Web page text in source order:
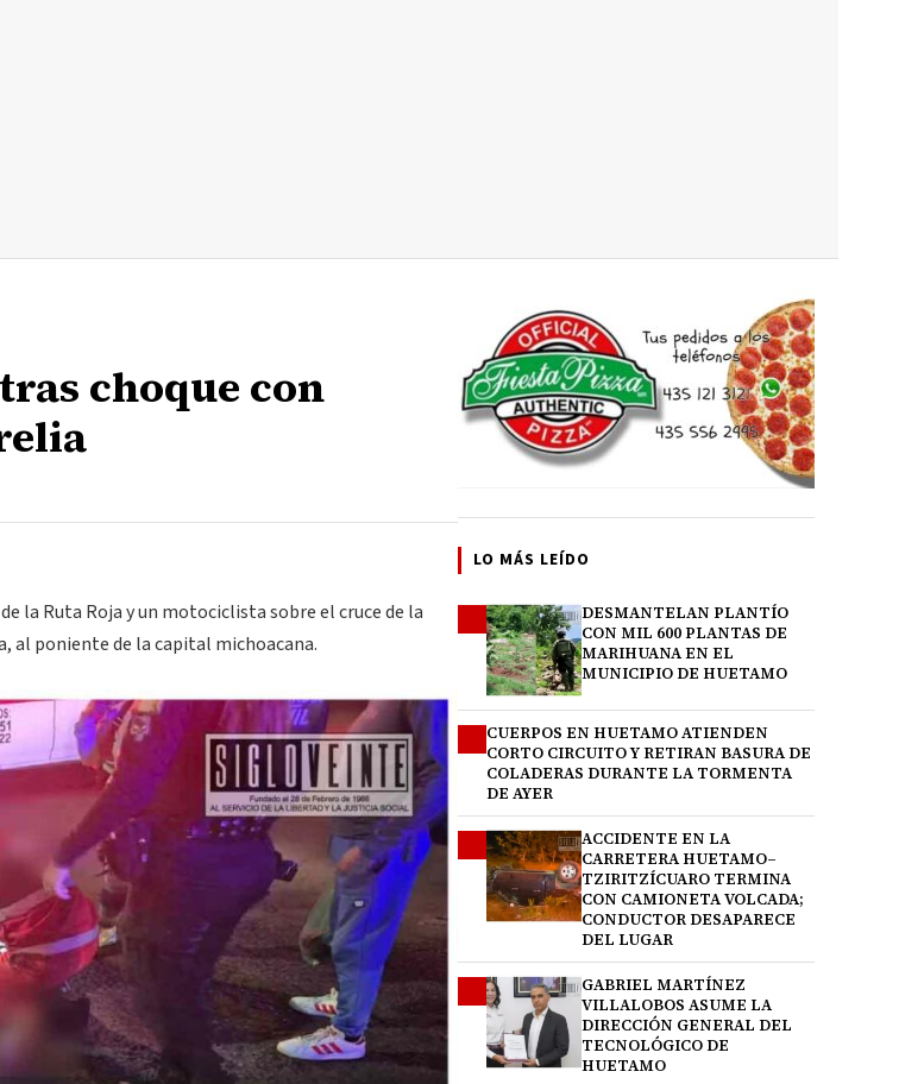
choque con
la Ruta Roja y un motociclista sobre el cruce de la
al poniente de la capital michoacana.
LO MÁS LEÍDO
DESMANTELAN PLANTÍO
CON MIL 600 PLANTAS DE
MARIHUANA EN EL
MUNICIPIO DE HUETAMO
CUERPOS EN HUETAMO ATIENDEN
CORTO CIRCUITO Y RETIRAN BASURA DE
COLADERAS DURANTE LA TORMENTA
DE AYER
ACCIDENTE EN LA
CARRETERA HUETAMO–
TZIRITZÍCUARO TERMINA
CON CAMIONETA VOLCADA;
CONDUCTOR DESAPARECE
DEL LUGAR
GABRIEL MARTÍNEZ
VILLALOBOS ASUME LA
DIRECCIÓN GENERAL DEL
TECNOLÓGICO DE
HUETAMO